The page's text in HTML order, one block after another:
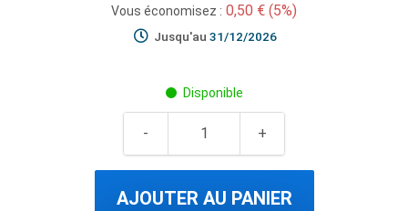
Vous économisez : 0,50 € (5%)
Jusqu'au 31/12/2026
Disponible
AJOUTER AU PANIER